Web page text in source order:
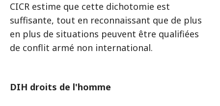
CICR estime que cette dichotomie est
suffisante, tout en reconnaissant que de plus
en plus de situations peuvent être qualifiées
de conflit armé non international.
DIH droits de l'homme